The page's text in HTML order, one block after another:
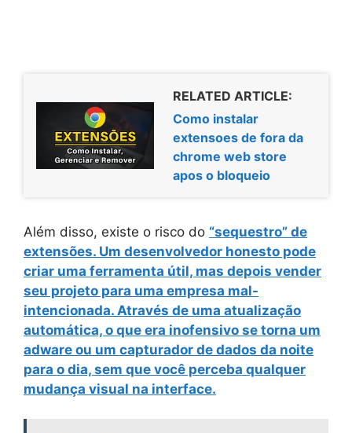
RELATED ARTICLE:
Como instalar
extensoes de fora da
chrome web store
apos o bloqueio
Além disso, existe o risco do “sequestro” de
extensões. Um desenvolvedor honesto pode
criar uma ferramenta útil, mas depois vender
seu projeto para uma empresa mal-
intencionada. Através de uma atualização
automática, o que era inofensivo se torna um
adware ou um capturador de dados da noite
para o dia, sem que você perceba qualquer
mudança visual na interface.